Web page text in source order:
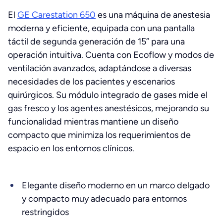
El GE Carestation 650 es una máquina de anestesia
moderna y eficiente, equipada con una pantalla
táctil de segunda generación de 15” para una
operación intuitiva. Cuenta con Ecoflow y modos de
ventilación avanzados, adaptándose a diversas
necesidades de los pacientes y escenarios
quirúrgicos. Su módulo integrado de gases mide el
gas fresco y los agentes anestésicos, mejorando su
funcionalidad mientras mantiene un diseño
compacto que minimiza los requerimientos de
espacio en los entornos clínicos.
Elegante diseño moderno en un marco delgado
y compacto muy adecuado para entornos
restringidos